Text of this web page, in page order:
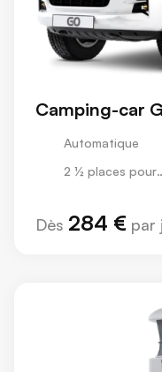
Camping-car
Automatique
2 ½ places pour
Dès 284 € par